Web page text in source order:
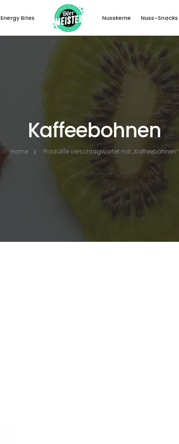
Energy Bites Nusskerne Nuss-Snacks
Kaffeebohnen
Home Produkte verschlagwortet mit „Kaffeebohnen“